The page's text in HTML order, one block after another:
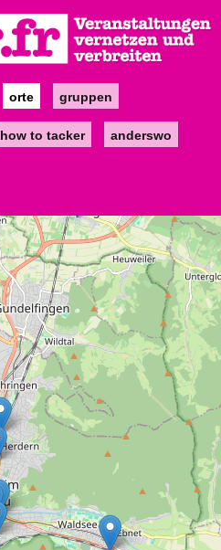
orte gruppen
how to tacker anderswo